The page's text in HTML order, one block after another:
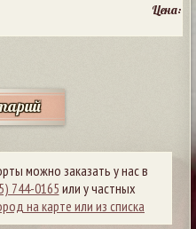
Цена:
можно заказать у нас в
744-0165 или у частных
на карте или из списка